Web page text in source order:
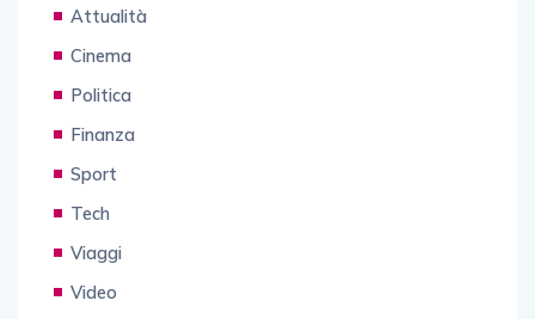
Attualità
Cinema
Politica
Finanza
Sport
Tech
Viaggi
Video